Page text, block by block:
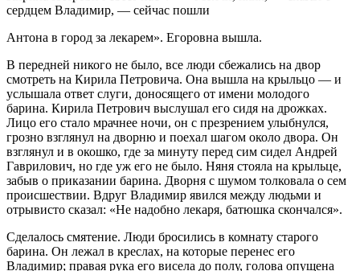
сердцем Владимир, — сейчас пошли
Антона в город за лекарем». Егоровна вышла.
В передней никого не было, все люди сбежались на двор
смотреть на Кирила Петровича. Она вышла на крыльцо — и
услышала ответ слуги, доносящего от имени молодого
барина. Кирила Петрович выслушал его сидя на дрожках.
Лицо его стало мрачнее ночи, он с презрением улыбнулся,
грозно взглянул на дворню и поехал шагом около двора. Он
взглянул и в окошко, где за минуту перед сим сидел Андрей
Гаврилович, но где уж его не было. Няня стояла на крыльце,
забыв о приказании барина. Дворня с шумом толковала о сем
происшествии. Вдруг Владимир явился между людьми и
отрывисто сказал: «Не надобно лекаря, батюшка скончался».
Сделалось смятение. Люди бросились в комнату старого
барина. Он лежал в креслах, на которые перенес его
Владимир; правая рука его висела до полу, голова опущена